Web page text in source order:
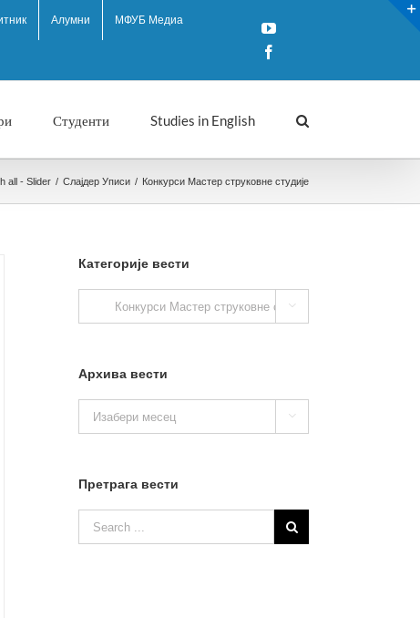
Алумни МФУБ Медиа
YouTube
Студенти Studies in English
all - Slider / Слајдер Уписи / Конкурси Mастер струковне студије
Категорије вести

Архива вести
вести

Претрага вести